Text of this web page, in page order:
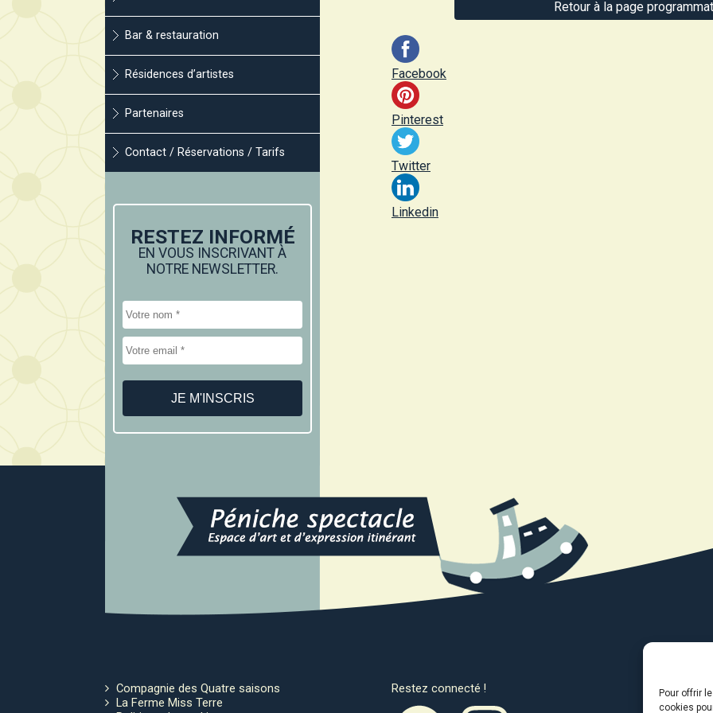
Pour offrir
cookies
Bar & restauration
Résidences d’artistes
Partenaires
Contact / Réservations / Tarifs
RESTEZ INFORMÉ
EN VOUS INSCRIVANT À
NOTRE NEWSLETTER.
Retour à la page
Facebook
Pinterest
Twitter
Linkedin
Compagnie des Quatre saisons
La Ferme Miss Terre
Restez connecté ! Avec